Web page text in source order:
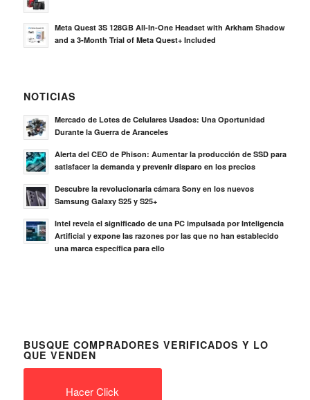
Meta Quest 3S 128GB All-In-One Headset with Arkham Shadow
and a 3-Month Trial of Meta Quest+ Included
NOTICIAS
Mercado de Lotes de Celulares Usados: Una Oportunidad
Durante la Guerra de Aranceles
Alerta del CEO de Phison: Aumentar la producción de SSD para
satisfacer la demanda y prevenir disparo en los precios
Descubre la revolucionaria cámara Sony en los nuevos
Samsung Galaxy S25 y S25+
Intel revela el significado de una PC impulsada por Inteligencia
Artificial y expone las razones por las que no han establecido
una marca específica para ello
BUSQUE COMPRADORES VERIFICADOS Y LO
QUE VENDEN
Hacer Click